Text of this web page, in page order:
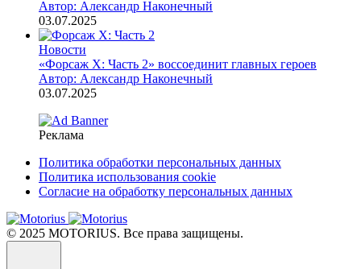
Автор: Александр Наконечный
03.07.2025
Новости
«Форсаж X: Часть 2» воссоединит главных героев
Автор: Александр Наконечный
03.07.2025
Реклама
Политика обработки персональных данных
Политика использования cookie
Согласие на обработку персональных данных
© 2025 MOTORIUS. Все права защищены.